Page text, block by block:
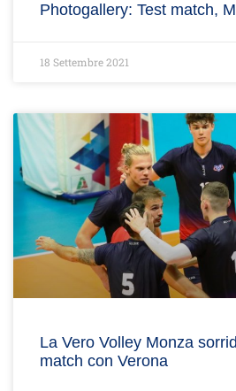
Photogallery: Test match,
18 Settembre 2021
La Vero Volley Monza
match con Verona